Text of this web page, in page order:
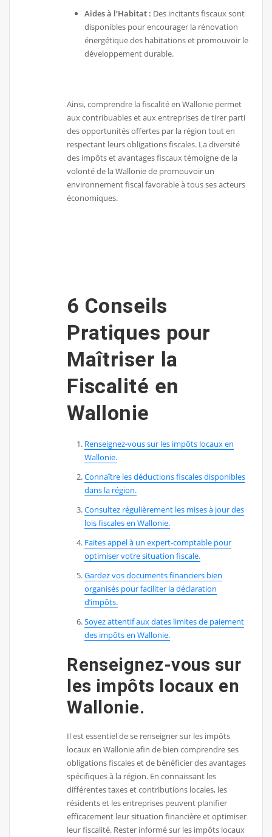
Aides à l’Habitat : Des incitants fiscaux sont
disponibles pour encourager la rénovation
énergétique des habitations et promouvoir le
développement durable.
Ainsi, comprendre la fiscalité en Wallonie permet
aux contribuables et aux entreprises de tirer parti
des opportunités offertes par la région tout en
respectant leurs obligations fiscales. La diversité
des impôts et avantages fiscaux témoigne de la
volonté de la Wallonie de promouvoir un
environnement fiscal favorable à tous ses acteurs
économiques.
6 Conseils
Pratiques pour
Maîtriser la
Fiscalité en
Wallonie
Renseignez-vous sur les impôts locaux en
Wallonie.
Connaître les déductions fiscales disponibles
dans la région.
Consultez régulièrement les mises à jour des
lois fiscales en Wallonie.
Faites appel à un expert-comptable pour
optimiser votre situation fiscale.
Gardez vos documents financiers bien
organisés pour faciliter la déclaration
d’impôts.
Soyez attentif aux dates limites de paiement
des impôts en Wallonie.
Renseignez-vous sur
les impôts locaux en
Wallonie.
Il est essentiel de se renseigner sur les impôts
locaux en Wallonie afin de bien comprendre ses
obligations fiscales et de bénéficier des avantages
spécifiques à la région. En connaissant les
différentes taxes et contributions locales, les
résidents et les entreprises peuvent planifier
efficacement leur situation financière et optimiser
leur fiscalité. Rester informé sur les impôts locaux